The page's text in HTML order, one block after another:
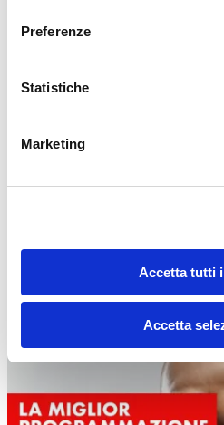
Preferenze
Statistiche
Marketing
Accetta tutti
Accetta
Se preferisci la Palestra puoi farlo
Ecco una Programmazione